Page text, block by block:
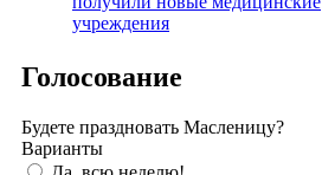
учреждения
Голосование
Будете праздновать Масленицу?
Варианты